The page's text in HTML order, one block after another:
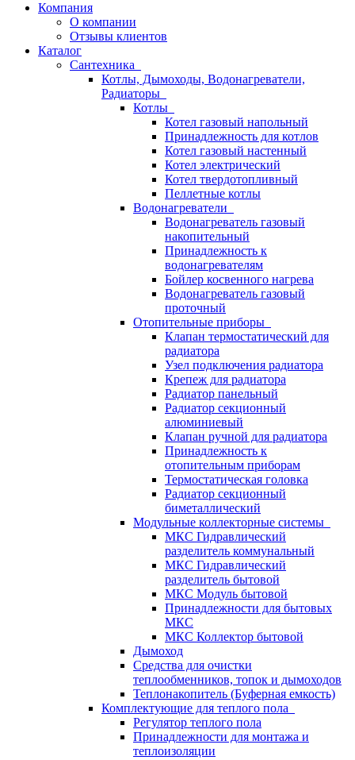
Компания
О компании
Отзывы клиентов
Каталог
Сантехника
Котлы, Дымоходы, Водонагреватели,
Радиаторы
Котлы
Котел газовый напольный
Принадлежность для котлов
Котел газовый настенный
Котел электрический
Котел твердотопливный
Пеллетные котлы
Водонагреватели
Водонагреватель газовый
накопительный
Принадлежность к
водонагревателям
Бойлер косвенного нагрева
Водонагреватель газовый
проточный
Отопительные приборы
Клапан термостатический для
радиатора
Узел подключения радиатора
Крепеж для радиатора
Радиатор панельный
Радиатор секционный
алюминиевый
Клапан ручной для радиатора
Принадлежность к
отопительным приборам
Термостатическая головка
Радиатор секционный
биметаллический
Модульные коллекторные системы
МКС Гидравлический
разделитель коммунальный
МКС Гидравлический
разделитель бытовой
МКС Модуль бытовой
Принадлежности для бытовых
МКС
МКС Коллектор бытовой
Дымоход
Средства для очистки
теплообменников, топок и дымоходов
Теплонакопитель (Буферная емкость)
Комплектующие для теплого пола
Регулятор теплого пола
Принадлежности для монтажа и
теплоизоляции